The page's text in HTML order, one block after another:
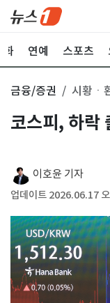
화 연예 스포츠
금융/증권 시황ㆍ
코스피, 하락
이호윤 기자
업데이트 2026.06.17